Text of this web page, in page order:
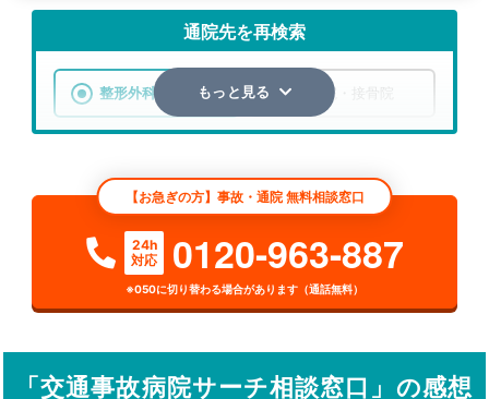
通院先を再検索
整形外科 整骨院・接骨院
検索する
詳細条件で絞り込む
その他の検索方法
駅から探す 院名から探す
もっと見る
【お急ぎの方】事故・通院 無料相談窓口
24h
対応
0120-963-887
※050に切り替わる場合があります（通話無料）
「交通事故病院サーチ相談窓口」の感想